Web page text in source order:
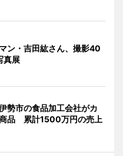
ン・吉田紘さん、撮影40
真展
勢市の食品加工会社がカ
品 累計1500万円の売上